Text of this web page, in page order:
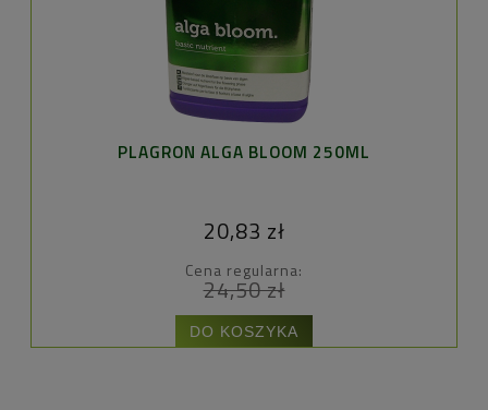
PLAGRON ALGA BLOOM 250ML
20,83 zł
Cena regularna:
24,50 zł
DO KOSZYKA